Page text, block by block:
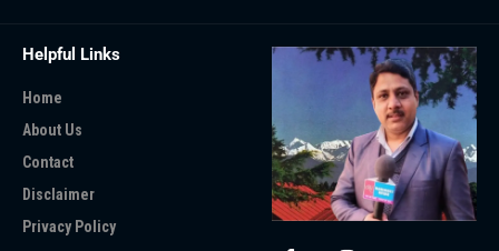
Helpful Links
Home
About Us
Contact
Disclaimer
Privacy Policy